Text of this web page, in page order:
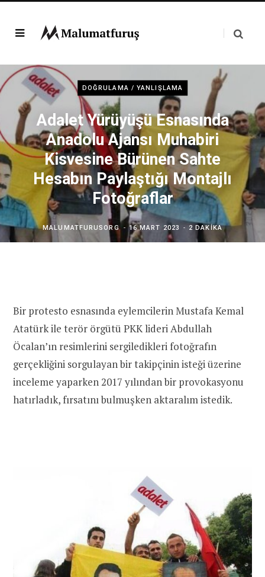
DOĞRULAMA / YANLIŞLAMA
Adalet Yürüyüşü Esnasında
Anadolu Ajansı Muhabiri
Kisvesine Bürünen Sahte
Hesabın Paylaştığı Montajlı
Fotoğraflar
MALUMATFURUSORG 16 MART 2023 2 DAKIKA
Bir protesto esnasında eylemcilerin Mustafa Kemal
Atatürk ile terör örgütü PKK lideri Abdullah
Öcalan’ın resimlerini sergiledikleri fotoğrafın
gerçekliğini sorgulayan bir takipçinin isteği üzerine
inceleme yaparken 2017 yılından bir provokasyonu
hatırladık, fırsatını bulmuşken aktaralım istedik.